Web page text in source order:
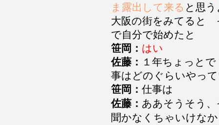
ま露出して来る と思
大阪の街をみてると
で自分で始めたと
笹岡： はい
佐藤： １年ちょっと
事はどのぐらいやっ
笹岡： 仕事は
佐藤： ああそうそう
聞かなくちゃいけな